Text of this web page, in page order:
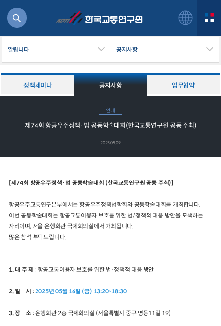
알립니다 공지사항
정책세미나 공지사항 업무협약
안내
제74회 항공우주정책·법 공동학술대회(한국교통연구원 공동 주최)
2025.05.09
[제74회 항공우주정책·법 공동학술대회 (한국교통연구원 공동 주최)]
항공우주교통연구본부에서는 항공우주정책법학회와 공동학술대회를 개최합니다.
이번 공동학술대회는 항공교통이용자 보호를 위한 법/정책적 대응 방안을 모색하는
자리이며, 서울 은행회관 국제회의실에서 개최됩니다.
많은 참석 부탁드립니다.
1. 대 주 제 : 항공교통이용자 보호를 위한 법·정책적 대응 방안
2. 일 시 :2025년 05월 16일 (금) 13:20~18:30
3. 장 소 : 은행회관 2층 국제회의실 (서울특별시 중구 명동11길 19)
임
일반사업보고서
2024년 국가교통조사 및 분석
전국여객OD 여객통행량
통행발생모형
권역별통행지표
사회경제지표
기획도서
소화물배송대행